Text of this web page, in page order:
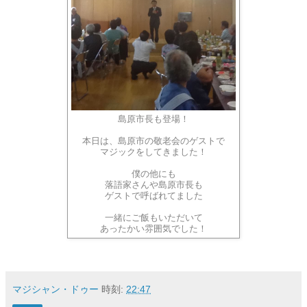
島原市長も登場！
本日は、島原市の敬老会のゲストで
マジックをしてきました！
僕の他にも
落語家さんや島原市長も
ゲストで呼ばれてました
一緒にご飯もいただいて
あったかい雰囲気でした！
マジシャン・ドゥー 時刻: 22:47